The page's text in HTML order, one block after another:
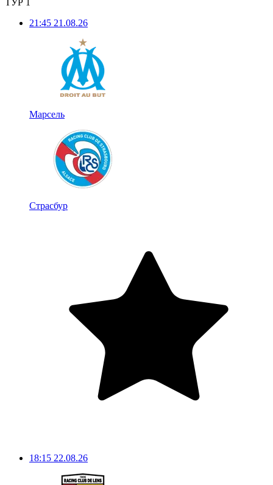
21:45 21.08.26
Марсель
Страсбур
18:15 22.08.26